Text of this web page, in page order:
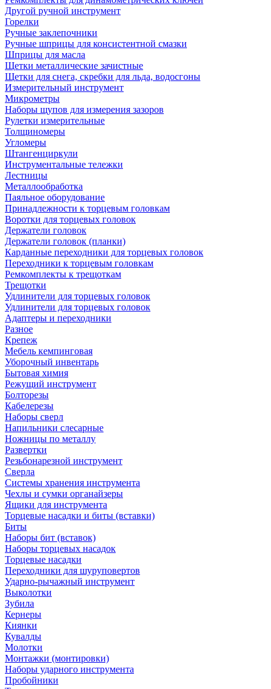
Другой ручной инструмент
Горелки
Ручные заклепочники
Ручные шприцы для консистентной смазки
Шприцы для масла
Щетки металлические зачистные
Щетки для снега, скребки для льда, водосгоны
Измерительный инструмент
Микрометры
Наборы щупов для измерения зазоров
Рулетки измерительные
Толщиномеры
Угломеры
Штангенциркули
Инструментальные тележки
Лестницы
Металлообработка
Паяльное оборудование
Принадлежности к торцевым головкам
Воротки для торцевых головок
Держатели головок
Держатели головок (планки)
Карданные переходники для торцевых головок
Переходники к торцевым головкам
Ремкомплекты к трещоткам
Трещотки
Удлинители для торцевых головок
Удлинители для торцевых головок
Адаптеры и переходники
Разное
Крепеж
Мебель кемпинговая
Уборочный инвентарь
Бытовая химия
Режущий инструмент
Болторезы
Кабелерезы
Наборы сверл
Напильники слесарные
Ножницы по металлу
Развертки
Резьбонарезной инструмент
Сверла
Системы хранения инструмента
Чехлы и сумки органайзеры
Ящики для инструмента
Торцевые насадки и биты (вставки)
Биты
Наборы бит (вставок)
Наборы торцевых насадок
Торцевые насадки
Переходники для шуруповертов
Ударно-рычажный инструмент
Выколотки
Зубила
Кернеры
Киянки
Кувалды
Молотки
Монтажки (монтировки)
Наборы ударного инструмента
Пробойники